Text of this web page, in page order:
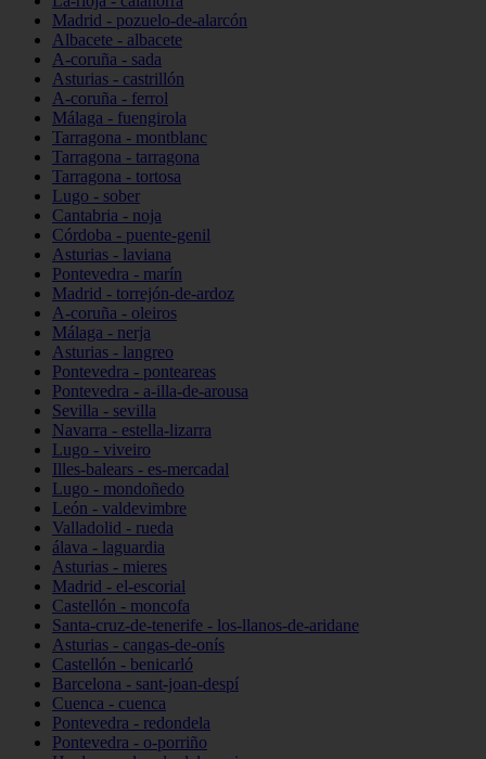
Madrid - pozuelo-de-alarcón
Albacete - albacete
A-coruña - sada
Asturias - castrillón
A-coruña - ferrol
Málaga - fuengirola
Tarragona - montblanc
Tarragona - tarragona
Tarragona - tortosa
Lugo - sober
Cantabria - noja
Córdoba - puente-genil
Asturias - laviana
Pontevedra - marín
Madrid - torrejón-de-ardoz
A-coruña - oleiros
Málaga - nerja
Asturias - langreo
Pontevedra - ponteareas
Pontevedra - a-illa-de-arousa
Sevilla - sevilla
Navarra - estella-lizarra
Lugo - viveiro
Illes-balears - es-mercadal
Lugo - mondoñedo
León - valdevimbre
Valladolid - rueda
álava - laguardia
Asturias - mieres
Madrid - el-escorial
Castellón - moncofa
Santa-cruz-de-tenerife - los-llanos-de-aridane
Asturias - cangas-de-onís
Castellón - benicarló
Barcelona - sant-joan-despí
Cuenca - cuenca
Pontevedra - redondela
Pontevedra - o-porriño